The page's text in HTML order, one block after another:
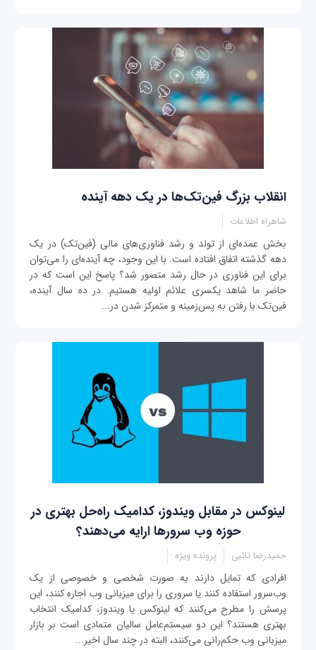
انقلاب بزرگ فین‌تک‌ها در یک دهه آینده
شاهراه اطلاعات
بخش عمده‌ای از تولد و رشد فناوری‌های مالی (فین‌تک) در یک
دهه گذشته اتفاق افتاده است. با این وجود، چه آینده‌ای را می‌توان
برای این فناوری در حال رشد متصور شد؟ پاسخ این است که در
حاضر ما شاهد یکسری علائم اولیه هستیم. در ده سال آینده،
فین‌تک با رفتن به پس‌‌زمینه و متمرکز شدن در...
لینوکس در مقابل ویندوز، کدامیک راه‌حل بهتری در
حوزه وب سرورها ارایه می‌دهند؟
حمیدرضا تائبی پرونده ویژه
افرادی که تمایل دارند به صورت شخصی و خصوصی از یک
وب‌سرور استفاده کنند یا سروری را برای میزبانی وب اجاره کنند، این
پرسش را مطرح می‌کنند که لینوکس یا ویندوز، کدامیک انتخاب
بهتری هستند؟ این دو سیستم‌عامل سالیان متمادی است بر بازار
میزبانی وب حکم‌رانی می‌کنند، البته در چند سال اخیر...